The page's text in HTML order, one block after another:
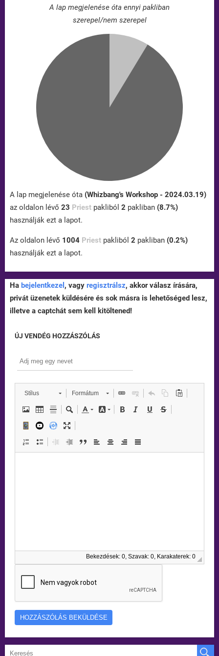
A lap megjelenése óta ennyi pakliban
szerepel/nem szerepel
A lap megjelenése óta (Whizbang's Workshop - 2024.03.19)
az oldalon lévő 23 Priest pakliból 2 pakliban (8.7%)
használják ezt a lapot.
Az oldalon lévő 1004 Priest pakliból 2 pakliban (0.2%)
használják ezt a lapot.
Ha bejelentkezel , vagy regisztrálsz, akkor válasz írására,
privát üzenetek küldésére és sok másra is lehetőséged lesz,
illetve a captchát sem kell kitöltened!
ÚJ VENDÉG HOZZÁSZÓLÁS
Stílus Formátum
Bekezdések: 0, Szavak: 0, Karakaterek: 0